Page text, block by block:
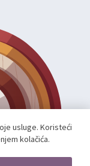
usluge. Koristeći
kolačića.